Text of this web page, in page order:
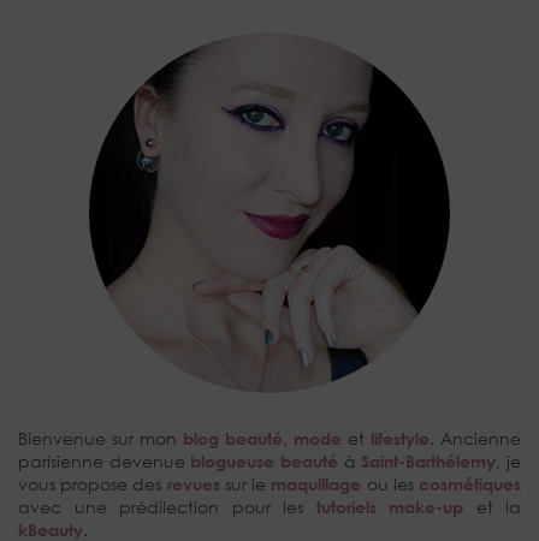
Bienvenue sur mon blog beauté, mode et lifestyle. Ancienne
parisienne devenue blogueuse beauté à Saint-Barthélemy, je
vous propose des revues sur le maquillage ou les cosmétiques
avec une prédilection pour les tutoriels make-up et la
kBeauty.